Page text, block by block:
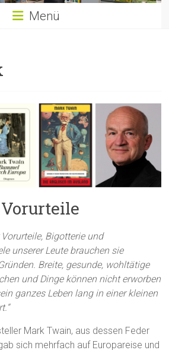
Menü
Bigotterie und
unserer Leute brauchen sie
Breite, gesunde, wohltätige
und Dinge können nicht erworben
ganzes Leben lang in einer kleinen
Mark Twain, aus dessen Feder
sich mehrfach auf Europareise und